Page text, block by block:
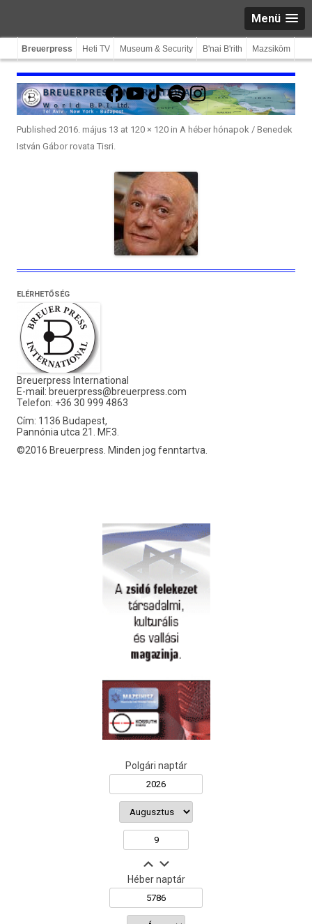
Menü
Breuerpress Heti TV Museum & Security B'nai B'rith Mazsiköm
Facebook
YouTube
TikTokSpotifyInstagram
Published 2016. május 13 at 120 × 120 in A héber hónapok / Benedek
István Gábor rovata Tisri.
ELÉRHETŐSÉG
Breuerpress International
E-mail: breuerpress@breuerpress.com
Telefon: +36 30 999 4863
Cím: 1136 Budapest,
Pannónia utca 21. MF.3.
©2016 Breuerpress. Minden jog fenntartva.
Polgári naptár
Héber naptár